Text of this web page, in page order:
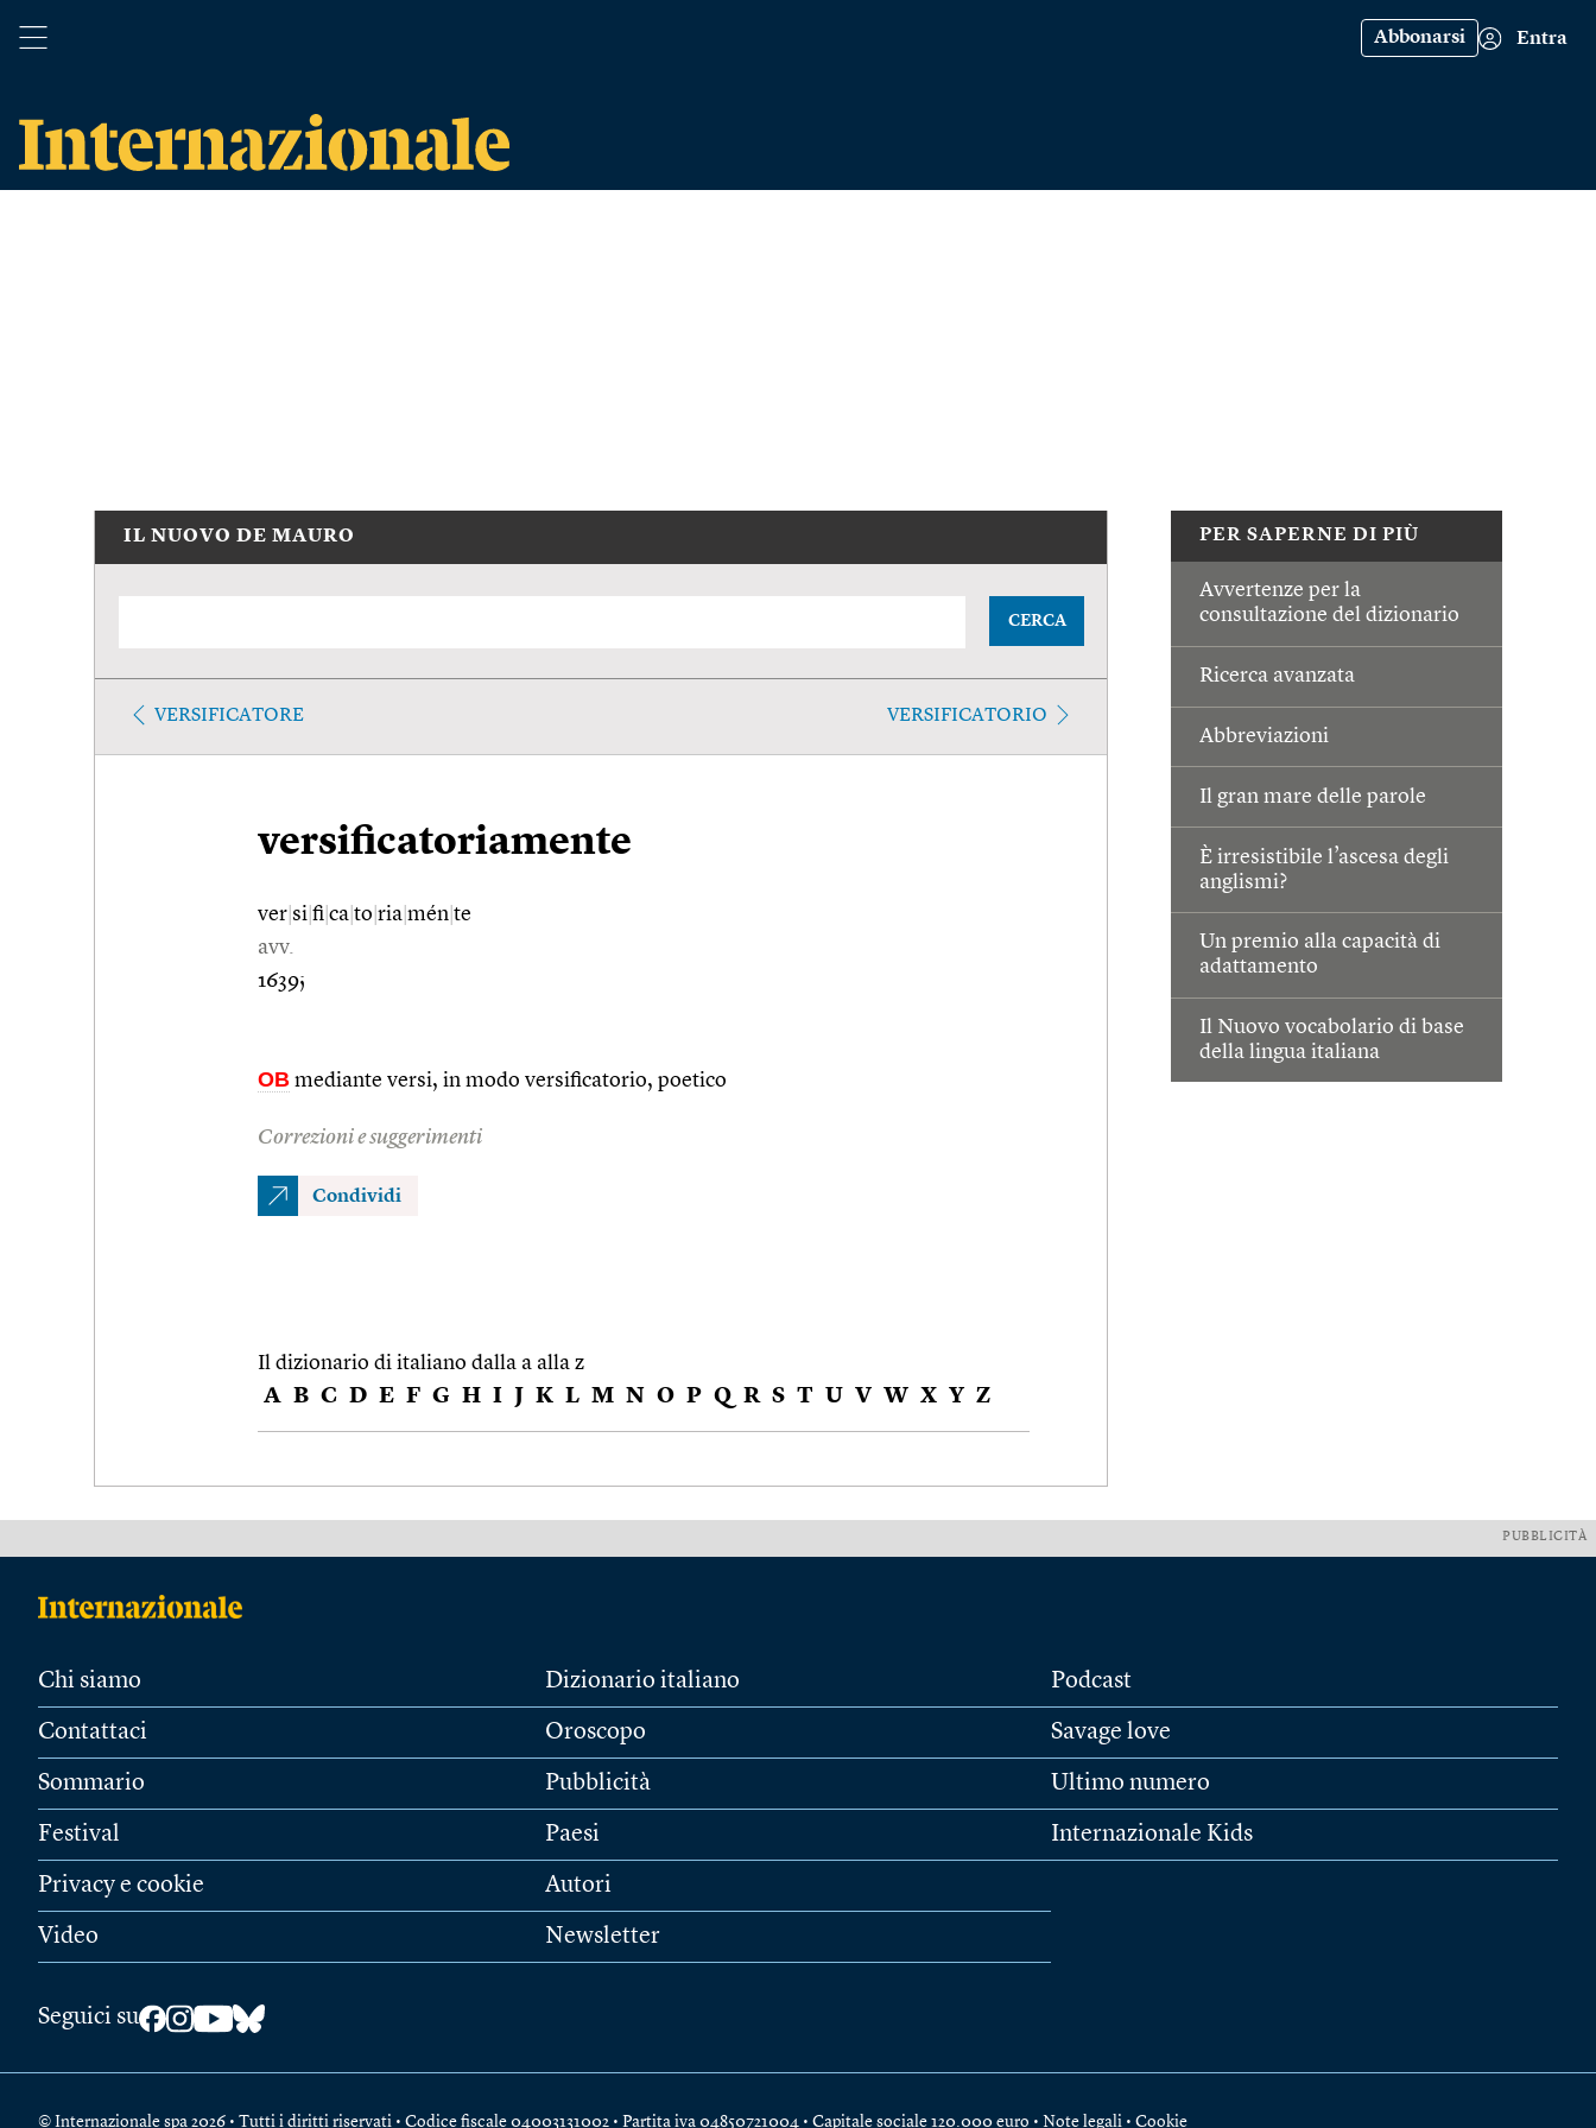
Abbonarsi Entra
PER SAPERNE DI PIÙ
Avvertenze per la
consultazione del dizionario
Ricerca avanzata
Abbreviazioni
Il gran mare delle parole
È irresistibile l’ascesa degli
anglismi?
Un premio alla capacità di
adattamento
Il Nuovo vocabolario di base
della lingua italiana
IL NUOVO DE MAURO
CERCA
VERSIFICATORE VERSIFICATORIO
versificatoriamente
ver si fi ca to ria mén te
avv.
1639;
OB mediante versi, in modo versificatorio, poetico
Correzioni e suggerimenti
Condividi
Il dizionario di italiano dalla a alla z
A B C D E F G H I J K L M N O P Q R S T U V W X Y Z
PUBBLICITÀ
Chi siamo
Contattaci
Sommario
Festival
Privacy e cookie
Video
Dizionario italiano
Oroscopo
Pubblicità
Paesi
Autori
Newsletter
Podcast
Savage love
Ultimo numero
Internazionale Kids
Seguici su
© Internazionale spa 2026 • Tutti i diritti riservati • Codice fiscale 04003131002 • Partita iva 04850721004 • Capitale sociale 120.000 euro • Note legali • Cookie